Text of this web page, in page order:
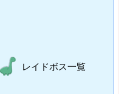
レイドボス一覧